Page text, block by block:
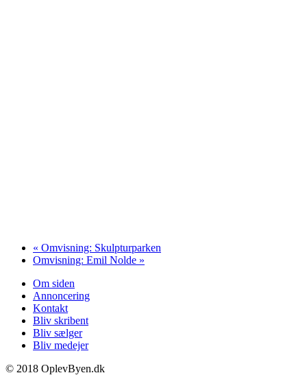
« Omvisning: Skulpturparken
Omvisning: Emil Nolde »
Om siden
Annoncering
Kontakt
Bliv skribent
Bliv sælger
Bliv medejer
© 2018 OplevByen.dk